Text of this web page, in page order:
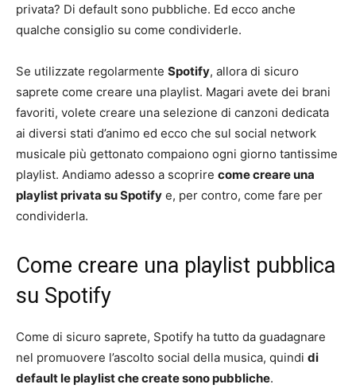
privata? Di default sono pubbliche. Ed ecco anche
qualche consiglio su come condividerle.
Se utilizzate regolarmente Spotify, allora di sicuro
saprete come creare una playlist. Magari avete dei brani
favoriti, volete creare una selezione di canzoni dedicata
ai diversi stati d’animo ed ecco che sul social network
musicale più gettonato compaiono ogni giorno tantissime
playlist. Andiamo adesso a scoprire come creare una
playlist privata su Spotify e, per contro, come fare per
condividerla.
Come creare una playlist pubblica
su Spotify
Come di sicuro saprete, Spotify ha tutto da guadagnare
nel promuovere l’ascolto social della musica, quindi di
default le playlist che create sono pubbliche.